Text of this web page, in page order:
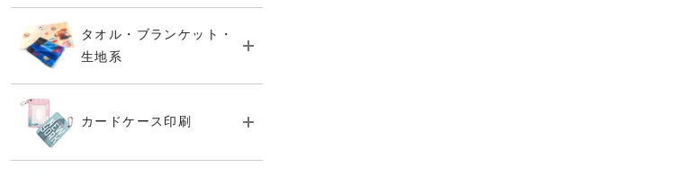
タオル・ブランケット・
生地系
カードケース印刷